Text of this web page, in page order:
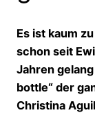
Es ist kaum
schon seit
Jahren
bottle“ der
Christina